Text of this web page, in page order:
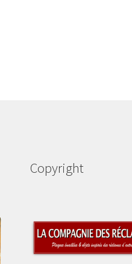
Copyright